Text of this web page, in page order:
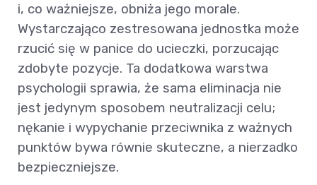
i, co ważniejsze, obniża jego morale.
Wystarczająco zestresowana jednostka może
rzucić się w panice do ucieczki, porzucając
zdobyte pozycje. Ta dodatkowa warstwa
psychologii sprawia, że sama eliminacja nie
jest jedynym sposobem neutralizacji celu;
nękanie i wypychanie przeciwnika z ważnych
punktów bywa równie skuteczne, a nierzadko
bezpieczniejsze.